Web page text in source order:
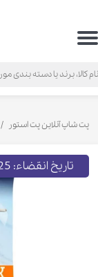
حساب کاربری من
خروج از حساب
پت شاپ آنلاین پت استور
تاریخ انقضاء: 08/2025